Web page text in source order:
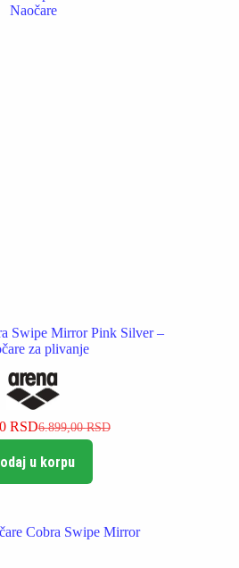
Swipe Mirror Pink Silver –
za plivanje
6.899,00RSD
Originalna
je
bila:
RSDTrenutna
je:
6.199,00 RSD.
u korpu